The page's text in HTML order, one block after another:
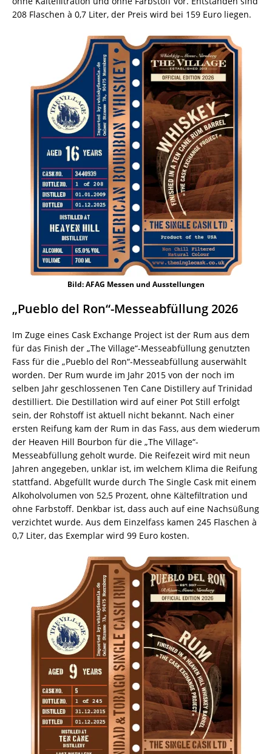
208 Flaschen à 0,7 Liter, der Preis wird bei 159 Euro liegen.
Bild: AFAG Messen und Ausstellungen
„Pueblo del Ron“-Messeabfüllung 2026
Im Zuge eines Cask Exchange Project ist der Rum aus dem
für das Finish der „The Village“-Messeabfüllung genutzten
Fass für die „Pueblo del Ron“-Messeabfüllung auserwählt
worden. Der Rum wurde im Jahr 2015 von der noch im
selben Jahr geschlossenen Ten Cane Distillery auf Trinidad
destilliert. Die Destillation wird auf einer Pot Still erfolgt
sein, der Rohstoff ist aktuell nicht bekannt. Nach einer
ersten Reifung kam der Rum in das Fass, aus dem wiederum
der Heaven Hill Bourbon für die „The Village“-
Messeabfüllung geholt wurde. Die Reifezeit wird mit neun
Jahren angegeben, unklar ist, im welchem Klima die Reifung
stattfand. Abgefüllt wurde durch The Single Cask mit einem
Alkoholvolumen von 52,5 Prozent, ohne Kältefiltration und
ohne Farbstoff. Denkbar ist, dass auch auf eine Nachsüßung
verzichtet wurde. Aus dem Einzelfass kamen 245 Flaschen à
0,7 Liter, das Exemplar wird 99 Euro kosten.